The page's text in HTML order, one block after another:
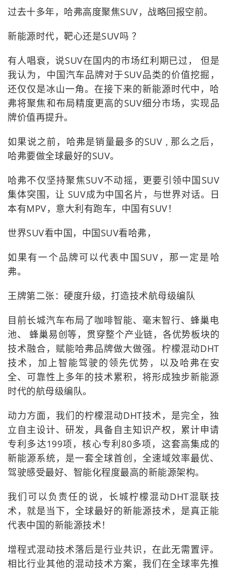
过去十多年，哈弗高度聚焦SUV，战略回报空前。
新能源时代，靶心还是SUV吗 ？
有人唱衰，说SUV在国内的市场红利期已过， 但是
我认为，中国汽车品牌对于SUV品类的价值挖掘，
还仅仅是冰山一角。在接下来的新能源时代中，哈
弗将聚焦和布局精度更高的SUV细分市场，实现品
牌价值再提升。
如果说之前，哈弗是销量最多的SUV , 那么之后，
哈弗要做全球最好的SUV。
哈弗不仅坚持聚焦SUV不动摇，更要引领中国SUV
集体突围，让 SUV成为中国名片，与世界对话。日
本有MPV，意大利有跑车，中国有SUV！
世界SUV看中国，中国SUV看哈弗，
如果有一个品牌可以代表中国SUV，那一定是哈
弗。
王牌第二张：硬度升级，打造技术航母级编队
目前长城汽车布局了咖啡智能、毫末智行、蜂巢电
池、 蜂巢易创等，贯穿整个产业链，各优势板块的
技术融合，赋能哈弗品牌做大做强。柠檬混动DHT
技术，加上智能驾驶的领先优势，以及哈弗在安
全、可靠性上多年的技术累积，将形成独步新能源
时代的航母级编队。
动力方面，我们的柠檬混动DHT技术，是完全，独
立自主设计、研发，具备自主知识产权，累计申请
专利多达199项，核心专利80多项，这套高集成的
新能源系统，是一套全球首创，全速域效率最优、
驾驶感受最好、智能化程度最高的新能源架构。
我们可以负责任的说，长城柠檬混动DHT混联技
术，就是当下，全球最好的新能源技术，是真正能
代表中国的新能源技术！
增程式混动技术落后是行业共识，在此无需置评。
相比行业其他的混动技术方案，我们在全球率先推